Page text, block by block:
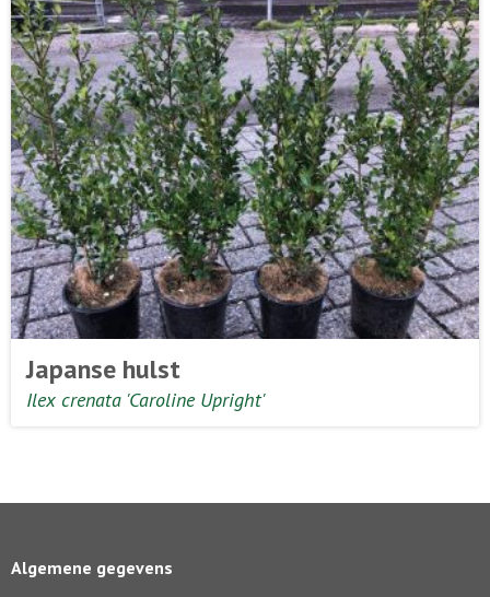
Japanse hulst
Ilex crenata 'Caroline Upright'
Algemene gegevens